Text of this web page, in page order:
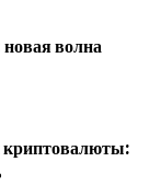
волна
криптовалюты: